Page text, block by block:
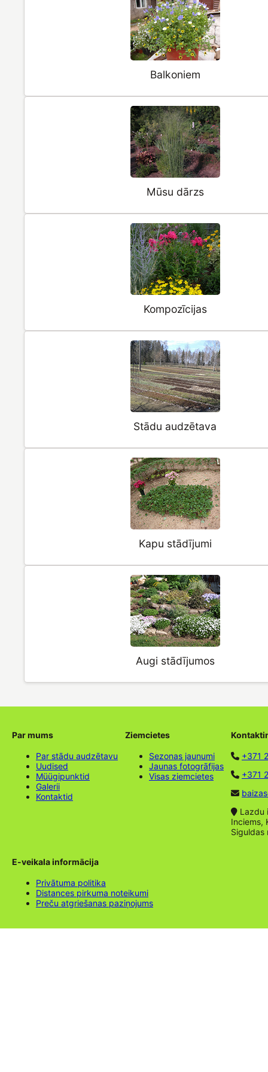
Balkoniem
Mūsu dārzs
Kompozīcijas
Stādu audzētava
Kapu stādījumi
Augi stādījumos
Par mums
Par stādu audzētavu
Uudised
Müügipunktid
Galerii
Kontaktid
Ziemcietes
Sezonas jaunumi
Jaunas fotogrāfijas
Visas ziemcietes
+371
+371
Lazdu
Inciems,
Siguldas
E-veikala informācija
Privātuma politika
Distances pirkuma noteikumi
Preču atgriešanas paziņojums